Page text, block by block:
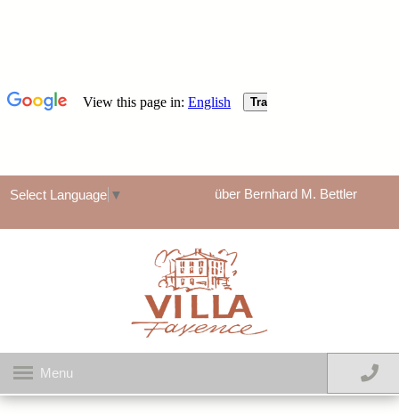
Select Language ▼ über Bernhard M. Bettler
Menu